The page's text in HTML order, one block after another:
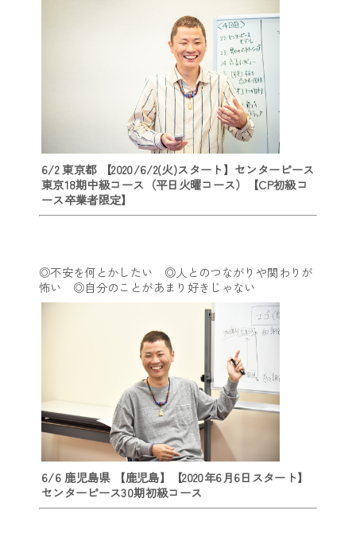
6/2 東京都 【2020/6/2(火)スタート】センターピース
東京18期中級コース（平日火曜コース）【CP初級コ
ース卒業者限定】
◎不安を何とかしたい ◎人とのつながりや関わりが
怖い ◎自分のことがあまり好きじゃない
6/6 鹿児島県 【鹿児島】【2020年6月6日スタート】
センターピース30期初級コース